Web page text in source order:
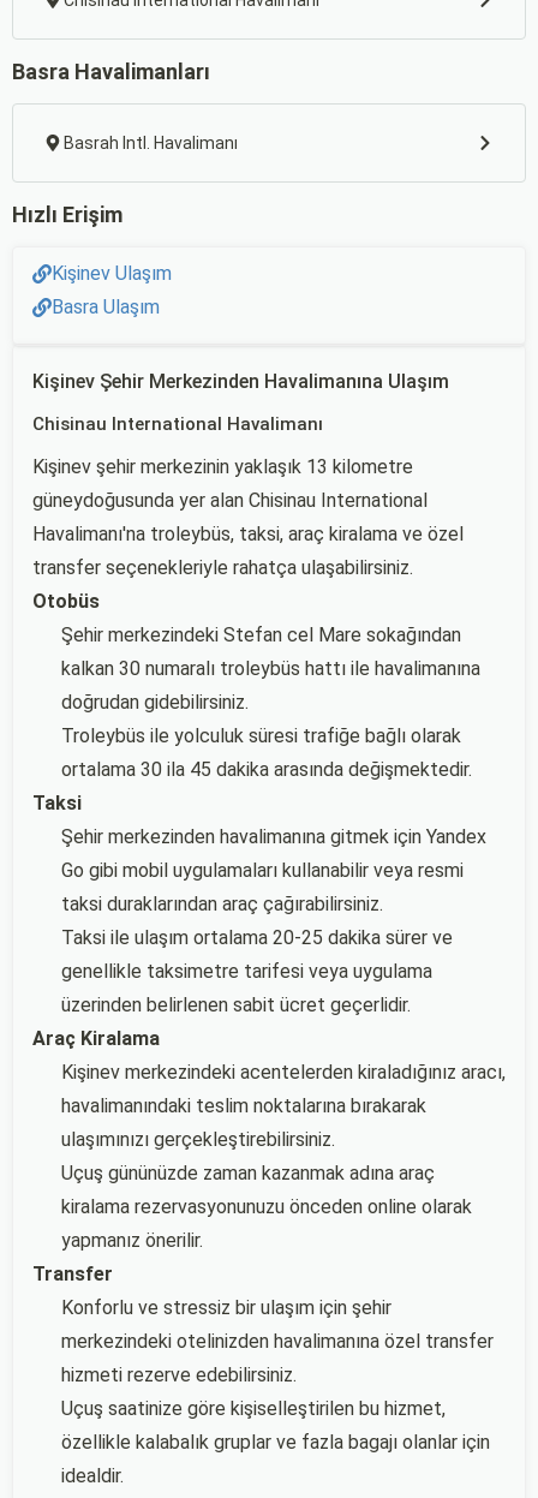
Basra Havalimanları
Basrah Intl. Havalimanı
Hızlı Erişim
Kişinev Ulaşım
Basra Ulaşım
Kişinev Şehir Merkezinden Havalimanına Ulaşım
Chisinau International Havalimanı
Kişinev şehir merkezinin yaklaşık 13 kilometre
güneydoğusunda yer alan Chisinau International
Havalimanı'na troleybüs, taksi, araç kiralama ve özel
transfer seçenekleriyle rahatça ulaşabilirsiniz.
Otobüs
Şehir merkezindeki Stefan cel Mare sokağından
kalkan 30 numaralı troleybüs hattı ile havalimanına
doğrudan gidebilirsiniz.
Troleybüs ile yolculuk süresi trafiğe bağlı olarak
ortalama 30 ila 45 dakika arasında değişmektedir.
Taksi
Şehir merkezinden havalimanına gitmek için Yandex
Go gibi mobil uygulamaları kullanabilir veya resmi
taksi duraklarından araç çağırabilirsiniz.
Taksi ile ulaşım ortalama 20-25 dakika sürer ve
genellikle taksimetre tarifesi veya uygulama
üzerinden belirlenen sabit ücret geçerlidir.
Araç Kiralama
Kişinev merkezindeki acentelerden kiraladığınız aracı,
havalimanındaki teslim noktalarına bırakarak
ulaşımınızı gerçekleştirebilirsiniz.
Uçuş gününüzde zaman kazanmak adına araç
kiralama rezervasyonunuzu önceden online olarak
yapmanız önerilir.
Transfer
Konforlu ve stressiz bir ulaşım için şehir
merkezindeki otelinizden havalimanına özel transfer
hizmeti rezerve edebilirsiniz.
Uçuş saatinize göre kişiselleştirilen bu hizmet,
özellikle kalabalık gruplar ve fazla bagajı olanlar için
idealdir.